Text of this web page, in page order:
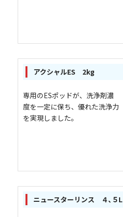
アクシャルES 2kg
専用のESポッドが、洗浄剤濃
度を一定に保ち、優れた洗浄力
を実現しました。
ニュースターリンス ４､５L